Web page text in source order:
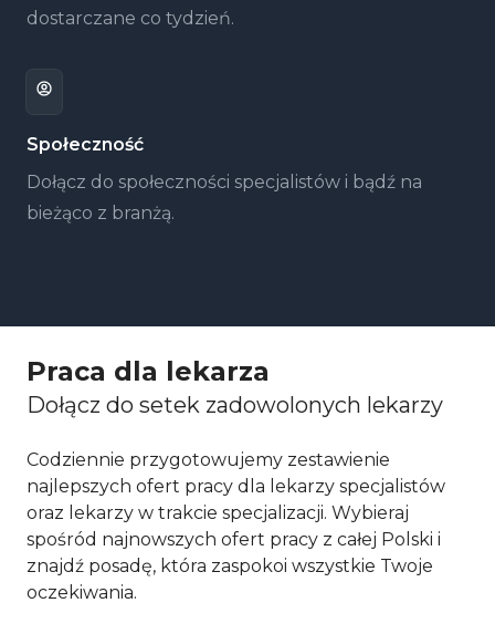
dostarczane co tydzień.
Społeczność
Dołącz do społeczności specjalistów i bądź na
bieżąco z branżą.
Praca dla lekarza
Dołącz do setek zadowolonych lekarzy
Codziennie przygotowujemy zestawienie
najlepszych ofert pracy dla lekarzy specjalistów
oraz lekarzy w trakcie specjalizacji. Wybieraj
spośród najnowszych ofert pracy z całej Polski i
znajdź posadę, która zaspokoi wszystkie Twoje
oczekiwania.